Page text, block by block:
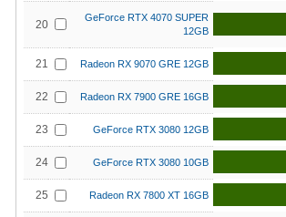
20
GeForce RTX 4070 SUPER
12GB
21 Radeon RX 9070 GRE 12GB
22 Radeon RX 7900 GRE 16GB
23 GeForce RTX 3080 12GB
24 GeForce RTX 3080 10GB
25 Radeon RX 7800 XT 16GB